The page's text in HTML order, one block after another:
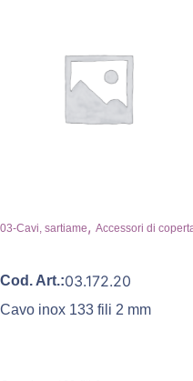
03-Cavi, sartiame, Accessori di
Cod. Art.:03.172.20
Cavo inox 133 fili 2 mm